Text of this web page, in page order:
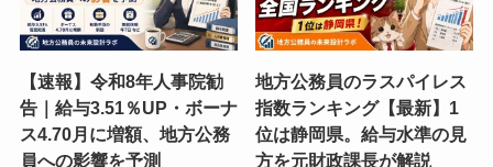
【速報】令和8年人事院勧
告｜給与3.51％UP・ボーナ
ス4.70月に増額、地方公務
員への影響を予測
地方公務員のラスパイレス
指数ランキング【最新】1
位は静岡県。給与水準の見
方を元財政課長が解説